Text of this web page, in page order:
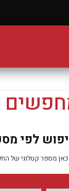
לפי
כאן מספר קטלוגי של